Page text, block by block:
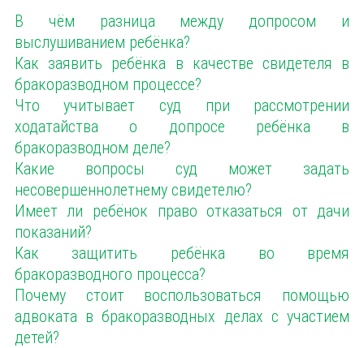
В чём разница между допросом и
выслушиванием ребёнка?
Как заявить ребёнка в качестве свидетеля в
бракоразводном процессе?
Что учитывает суд при рассмотрении
ходатайства о допросе ребёнка в
бракоразводном деле?
Какие вопросы суд может задать
несовершеннолетнему свидетелю?
Имеет ли ребёнок право отказаться от дачи
показаний?
Как защитить ребёнка во время
бракоразводного процесса?
Почему стоит воспользоваться помощью
адвоката в бракоразводных делах с участием
детей?